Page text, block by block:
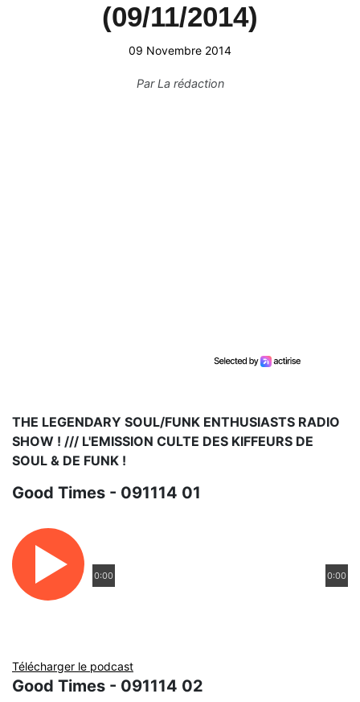
(09/11/2014)
09 Novembre 2014
ParLa rédaction
THE LEGENDARY SOUL/FUNK ENTHUSIASTS RADIO
SHOW ! /// L'EMISSION CULTE DES KIFFEURS DE
SOUL & DE FUNK !
Good Times - 091114 01
0:00 0:00
Télécharger le podcast
Good Times - 091114 02